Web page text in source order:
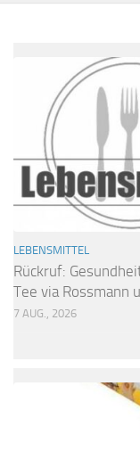
LEBENSMITTEL
Rückruf:
Tee via Rossmann
7 AUG., 2026